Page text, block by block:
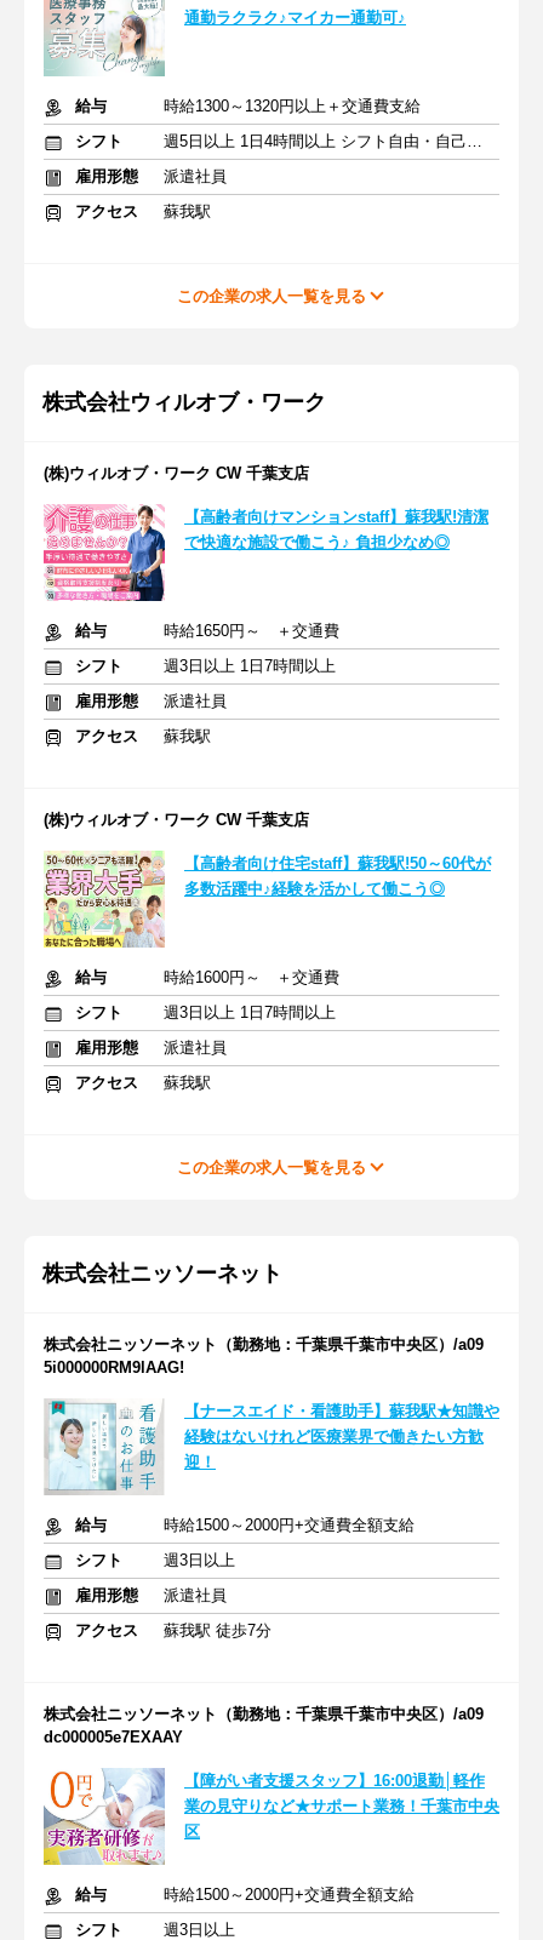
通勤ラクラク♪マイカー通勤可♪
給与
時給1300～1320円以上＋交通費支給
シフト
週5日以上 1日4時間以上 シフト自由・自己申告
雇用形態
派遣社員
アクセス
蘇我駅
この企業の求人一覧を見る
株式会社ウィルオブ・ワーク
(株)ウィルオブ・ワーク CW 千葉支店
【高齢者向けマンションstaff】蘇我駅!清潔
で快適な施設で働こう♪ 負担少なめ◎
給与
時給1650円～ ＋交通費
シフト
週3日以上 1日7時間以上
雇用形態
派遣社員
アクセス
蘇我駅
(株)ウィルオブ・ワーク CW 千葉支店
【高齢者向け住宅staff】蘇我駅!50～60代が
多数活躍中♪経験を活かして働こう◎
給与
時給1600円～ ＋交通費
シフト
週3日以上 1日7時間以上
雇用形態
派遣社員
アクセス
蘇我駅
この企業の求人一覧を見る
株式会社ニッソーネット
株式会社ニッソーネット（勤務地：千葉県千葉市中央区）/a09
5i000000RM9lAAG!
【ナースエイド・看護助手】蘇我駅★知識や
経験はないけれど医療業界で働きたい方歓
迎！
給与
時給1500～2000円+交通費全額支給
シフト
週3日以上
雇用形態
派遣社員
アクセス
蘇我駅 徒歩7分
株式会社ニッソーネット（勤務地：千葉県千葉市中央区）/a09
dc000005e7EXAAY
【障がい者支援スタッフ】16:00退勤│軽作
業の見守りなど★サポート業務！千葉市中央
区
給与
時給1500～2000円+交通費全額支給
シフト
週3日以上